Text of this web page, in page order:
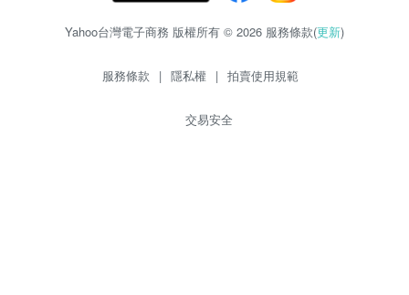
Yahoo台灣電子商務 版權所有 © 2026 服務條款(更新)
服務條款 | 隱私權 | 拍賣使用規範
交易安全